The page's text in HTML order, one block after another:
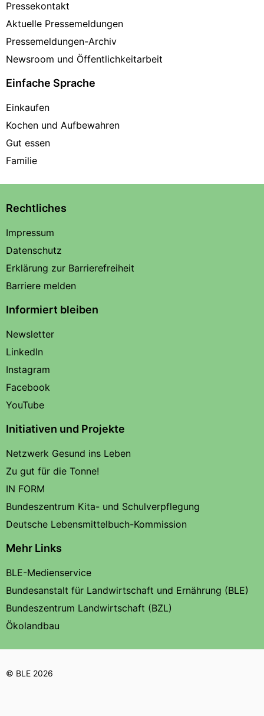
Pressekontakt
Aktuelle Pressemeldungen
Pressemeldungen-Archiv
Newsroom und Öffentlichkeitarbeit
Einfache Sprache
Einkaufen
Kochen und Aufbewahren
Gut essen
Familie
Rechtliches
Impressum
Datenschutz
Erklärung zur Barrierefreiheit
Barriere melden
Informiert bleiben
Newsletter
LinkedIn
Instagram
Facebook
YouTube
Initiativen und Projekte
Netzwerk Gesund ins Leben
Zu gut für die Tonne!
IN FORM
Bundeszentrum Kita- und Schulverpflegung
Deutsche Lebensmittelbuch-Kommission
Mehr Links
BLE-Medienservice
Bundesanstalt für Landwirtschaft und Ernährung (BLE)
Bundeszentrum Landwirtschaft (BZL)
Ökolandbau
© BLE 2026